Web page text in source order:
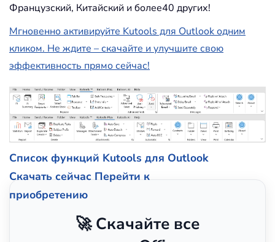
Французский, Китайский и более40 других!
Мгновенно активируйте Kutools для Outlook одним
кликом. Не ждите – скачайте и улучшите свою
эффективность прямо сейчас!
Список функций Kutools для Outlook
Скачать сейчас Перейти к
приобретению
🚀 Скачайте все